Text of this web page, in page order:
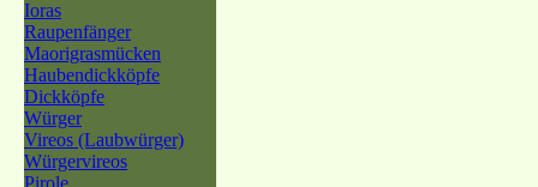
Ioras
Raupenfänger
Maorigrasmücken
Haubendickköpfe
Dickköpfe
Würger
Vireos (Laubwürger)
Würgervireos
Pirole